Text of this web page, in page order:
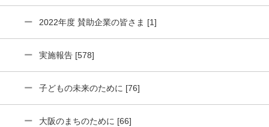
2022年度 賛助企業の皆さま [1]
実施報告 [578]
子どもの未来のために [76]
大阪のまちのために [66]